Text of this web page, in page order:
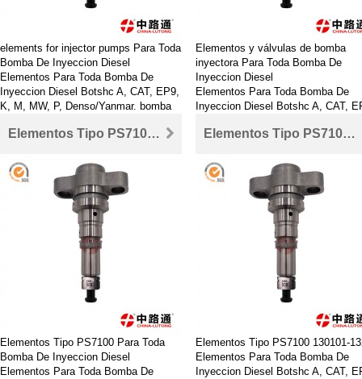
elements for injector pumps Para Toda
Bomba De Inyeccion Diesel
Elementos Para Toda Bomba De
Inyeccion Diesel Botshc A, CAT, EP9,
K, M, MW, P, Denso/Yanmar. bomba
Elementos y válvulas de bomba
inyectora Para Toda Bomba De
Inyeccion Diesel
Elementos Para Toda Bomba De
Inyeccion Diesel Botshc A, CAT,
de inyección diesel precio y
Elementos Tipo PS7100 Para Toda Bomba De Inyeccion Diesel
Elementos Tipo PS7100 Para Toda
Bomba De Inyeccion Diesel
Elementos Para Toda Bomba De
Elementos Tipo PS7100 130101-1320
Elementos Tipo PS7100 130101-
Elementos Para Toda Bomba De
Inyeccion Diesel Botshc A, CAT,